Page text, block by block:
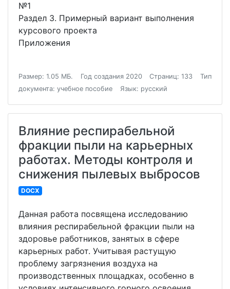
№1
Раздел 3. Примерный вариант выполнения
курсового проекта
Приложения
Размер: 1.05 МБ. Год создания 2020 Страниц: 133
Тип
документа: учебное пособие
Язык: русский
Влияние респирабельной
фракции пыли на карьерных
работах. Методы контроля и
снижения пылевых выбросов
DOCX
Данная работа посвящена исследованию
влияния респирабельной фракции пыли на
здоровье работников, занятых в сфере
карьерных работ. Учитывая растущую
проблему загрязнения воздуха на
производственных площадках, особенно в